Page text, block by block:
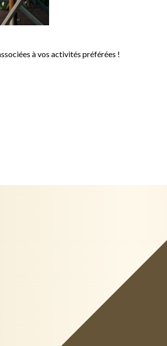
à vos activités préférées !